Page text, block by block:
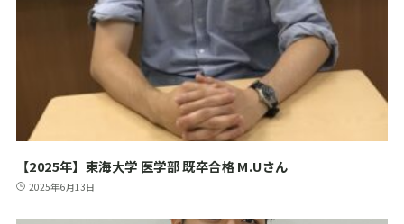
【2025年】東海大学 医学部 既卒合格 M.Uさん
2025年6月13日